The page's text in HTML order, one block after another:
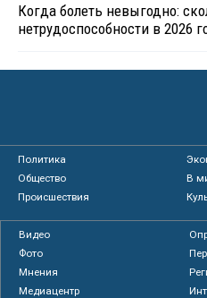
Когда болеть невыгодно:
нетрудоспособности в 2026
Политика
Общество
В
Происшествия
Видео
Фото
Мнения
Медиацентр